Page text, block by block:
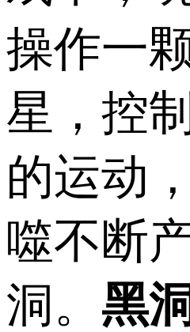
操作一
星，控
的运动
噬不断
洞。 黑